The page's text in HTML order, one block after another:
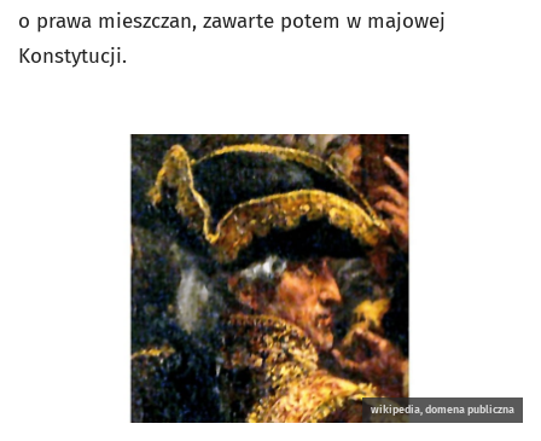
o prawa mieszczan, zawarte potem w majowej
Konstytucji.
wikipedia, domena publiczna